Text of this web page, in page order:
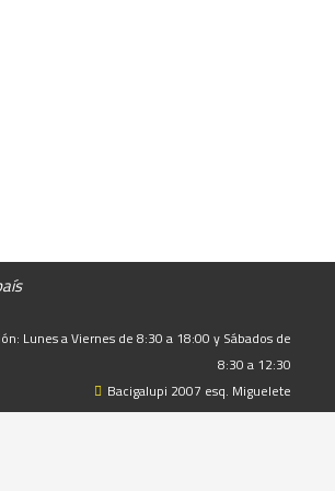
Lunes a Viernes de 8:30 a 18:00 y Sábados de
8:30 a 12:30
Bacigalupi 2007 esq. Miguelete
+598 2924 5134